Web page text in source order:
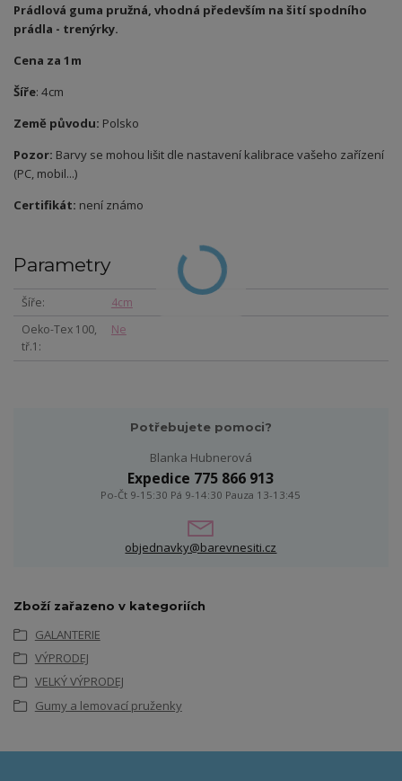
Prádlová guma pružná, vhodná především na šití spodního
prádla - trenýrky.
Cena za 1m
Šíře: 4cm
Země původu: Polsko
Pozor: Barvy se mohou lišit dle nastavení kalibrace vašeho zařízení
(PC, mobil...)
Certifikát: není známo
Parametry
Šíře
4cm
Oeko-Tex 100,
tř.1
Ne
Potřebujete pomoci?
Blanka Hubnerová
Expedice 775 866 913
Po-Čt 9-15:30 Pá 9-14:30 Pauza 13-13:45
objednavky@barevnesiti.cz
Zboží zařazeno v kategoriích
GALANTERIE
VÝPRODEJ
VELKÝ VÝPRODEJ
Gumy a lemovací pruženky